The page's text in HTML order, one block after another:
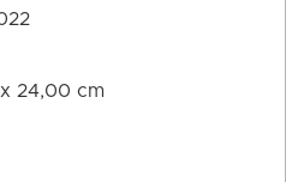
24,00 cm